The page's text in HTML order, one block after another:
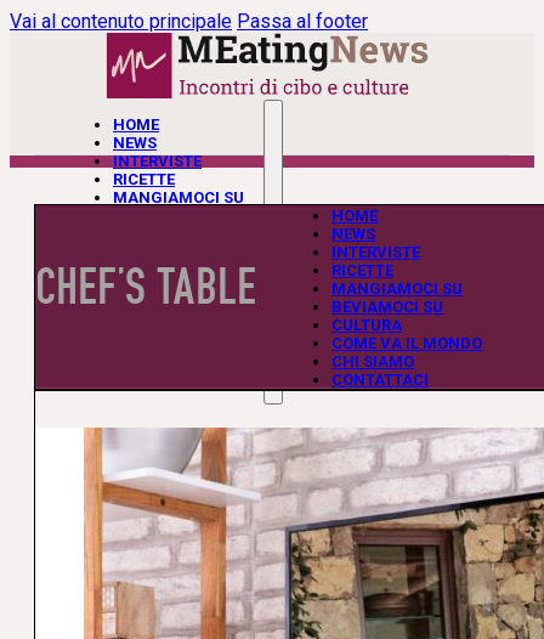
Vai al contenuto principale Passa al footer
HOME
NEWS
INTERVISTE
RICETTE
MANGIAMOCI SU
CHI SIAMO
CONTATTACI
HOME
NEWS
INTERVISTE
RICETTE
MANGIAMOCI SU
BEVIAMOCI SU
CULTURA
COME VA IL MONDO
CHI SIAMO
CONTATTACI
CHEF’S TABLE